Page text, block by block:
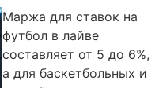
Маржа для ставок на
футбол в лайве
составляет от 5 до 6%,
а для баскетбольных и